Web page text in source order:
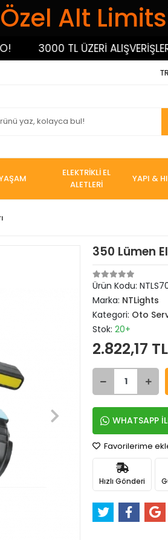
Alt
3000 TL ÜZERİ
ELEKTRİKLİ EL
ALETLERİ
YAPI &
350 Lümen
Ürün Kodu:
Marka: NTLights
Kategori: Oto
Stok: 20+
2.822,17 TL
WHATSAPP
Favorilerime
Hızlı Gönderi